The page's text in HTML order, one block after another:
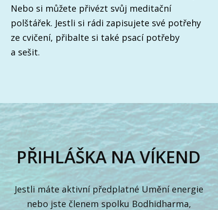
Nebo si můžete přivézt svůj meditační
polštářek. Jestli si rádi zapisujete své potřehy
ze cvičení, přibalte si také psací potřeby
a sešit.
PŘIHLÁŠKA NA VÍKEND
Jestli máte aktivní předplatné Umění energie
nebo jste členem spolku Bodhidharma,